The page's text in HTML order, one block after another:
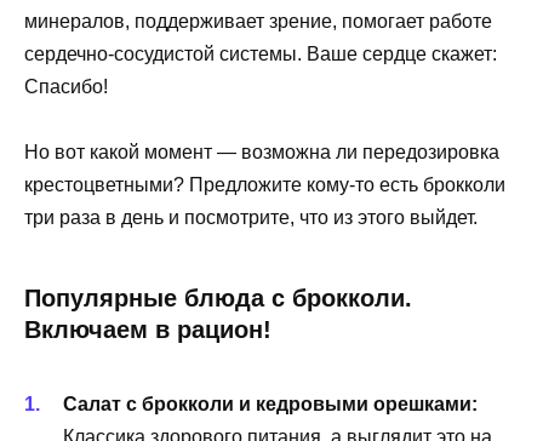
минералов, поддерживает зрение, помогает работе
сердечно-сосудистой системы. Ваше сердце скажет:
Спасибо!
Но вот какой момент — возможна ли передозировка
крестоцветными? Предложите кому-то есть брокколи
три раза в день и посмотрите, что из этого выйдет.
Популярные блюда с брокколи.
Включаем в рацион!
Салат с брокколи и кедровыми орешками: